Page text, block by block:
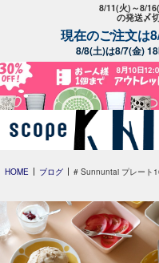
8/11(火)～8/
の発送〆
現在のご注文は
8/8(土)は8/7(金)
HOME ブログ # Sunnuntai プレート